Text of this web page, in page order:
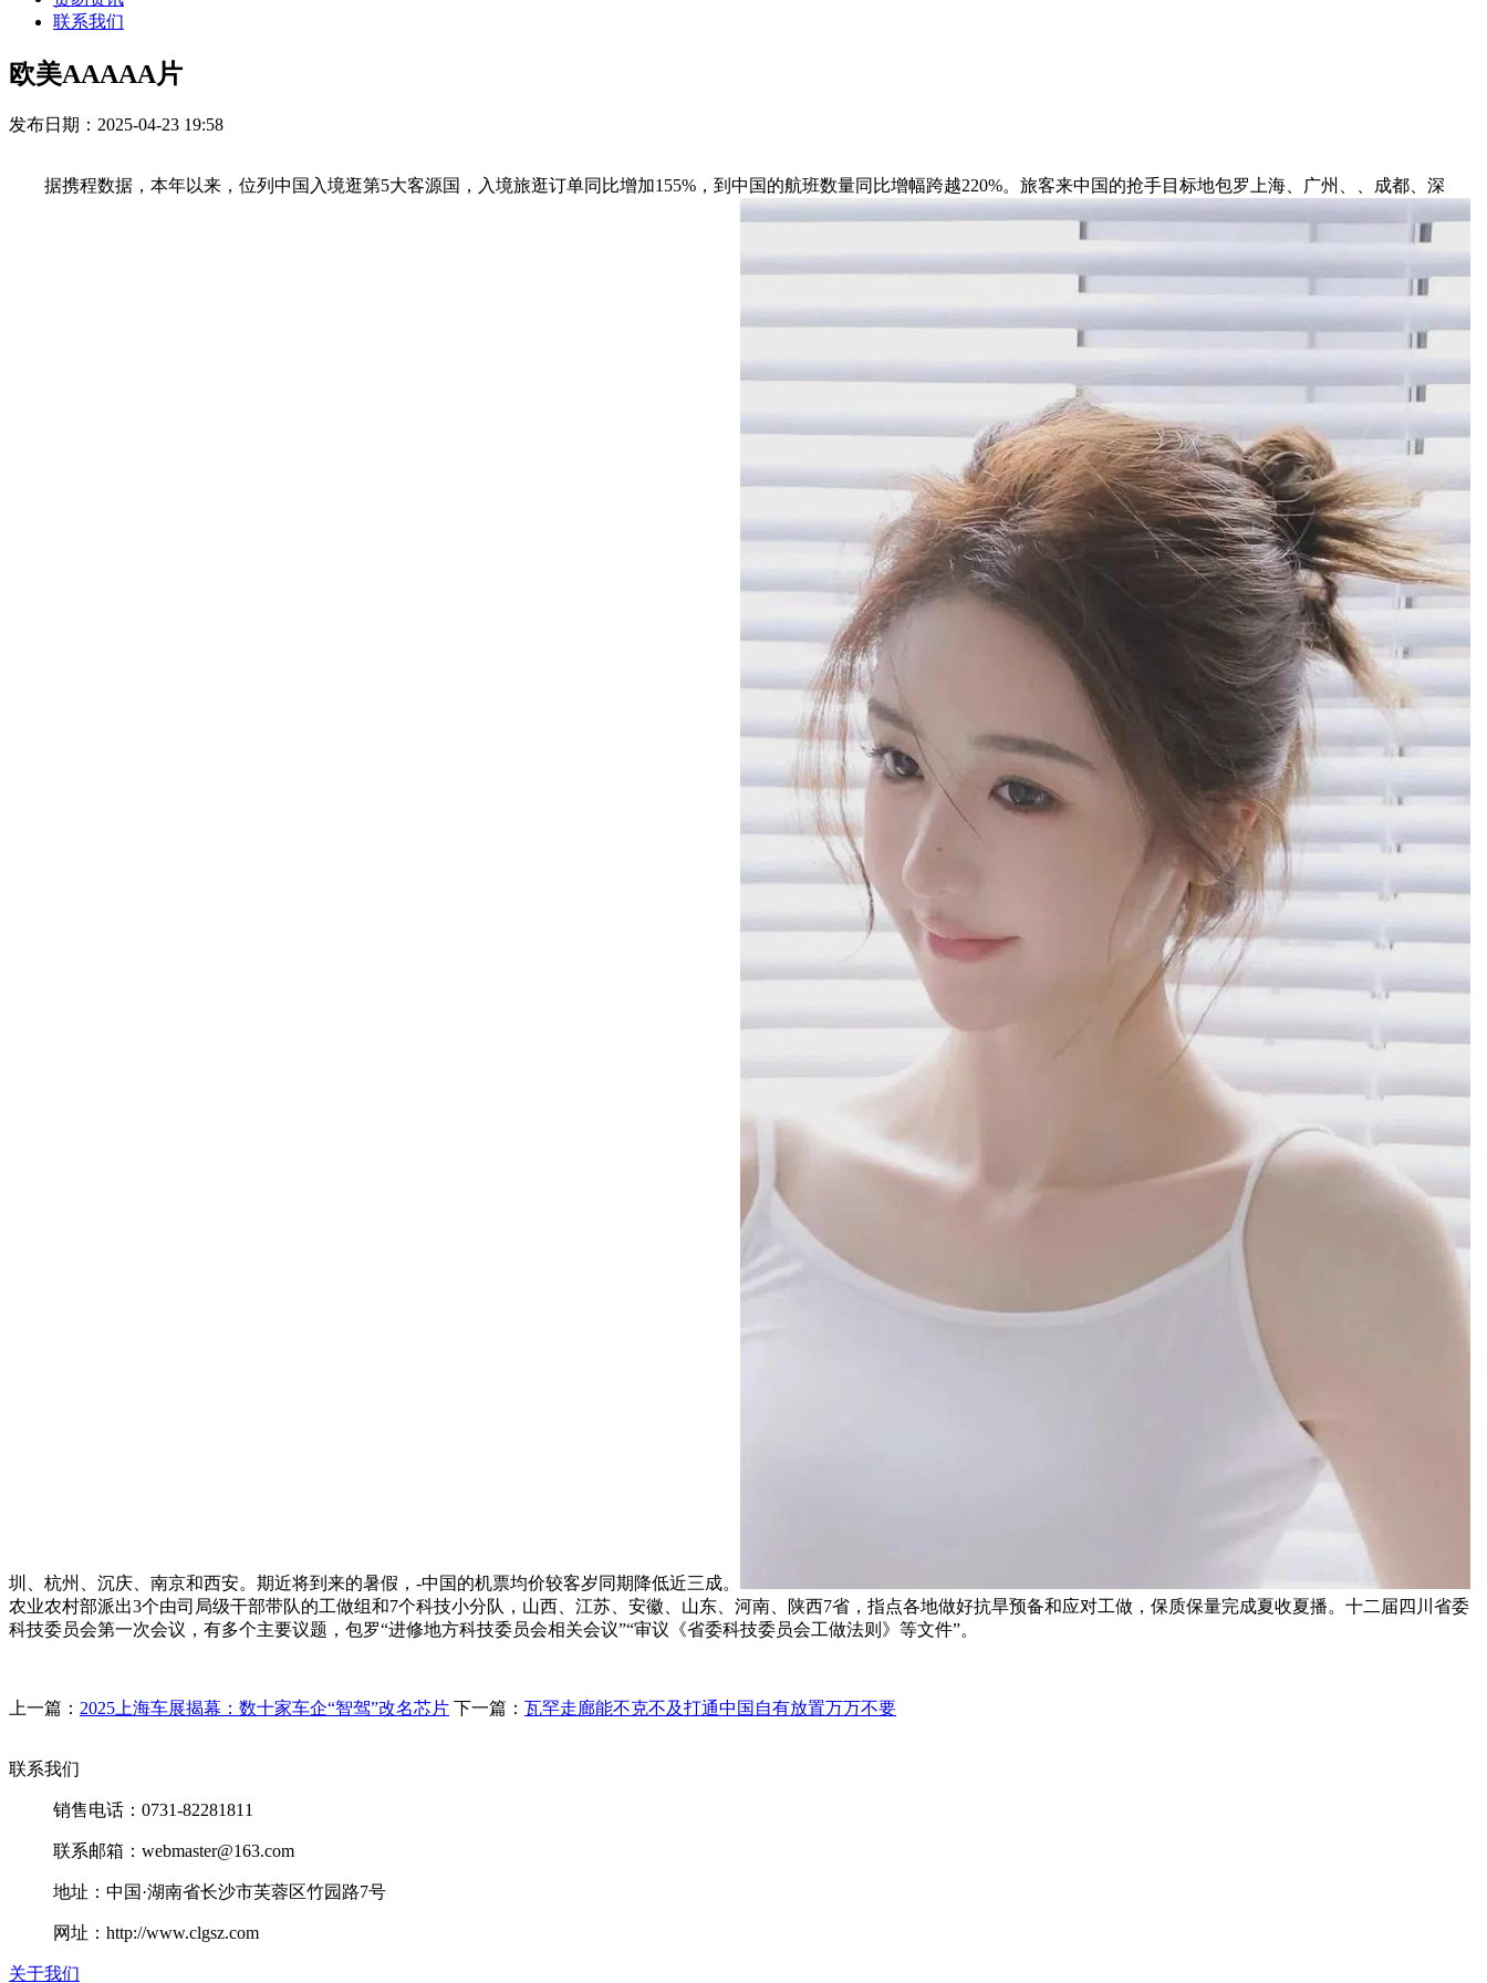
联系我们
欧美AAAAA片
发布日期：2025-04-23 19:58
据携程数据，本年以来，位列中国入境逛第5大客源国，入境旅逛订单同比增加155%，到中国的航班数量同比增幅跨越220%。旅客来中国的抢手目标地包罗上海、广州、、成都、深
圳、杭州、沉庆、南京和西安。期近将到来的暑假，-中国的机票均价较客岁同期降低近三成。
农业农村部派出3个由司局级干部带队的工做组和7个科技小分队，山西、江苏、安徽、山东、河南、陕西7省，指点各地做好抗旱预备和应对工做，保质保量完成夏收夏播。十二届四川省委
科技委员会第一次会议，有多个主要议题，包罗“进修地方科技委员会相关会议”“审议《省委科技委员会工做法则》等文件”。
上一篇： 2025上海车展揭幕：数十家车企“智驾”改名芯片 下一篇： 瓦罕走廊能不克不及打通中国自有放置万万不要
联系我们
销售电话：0731-82281811
联系邮箱：webmaster@163.com
地址：中国·湖南省长沙市芙蓉区竹园路7号
网址：http://www.clgsz.com
关于我们